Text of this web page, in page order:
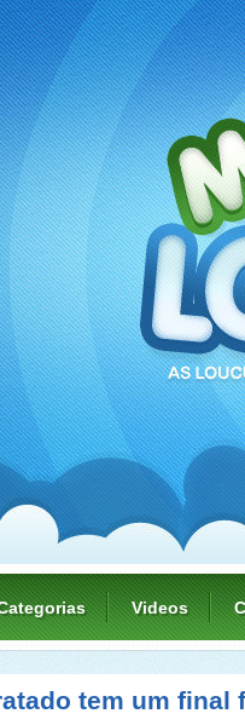
Videos
tem um final